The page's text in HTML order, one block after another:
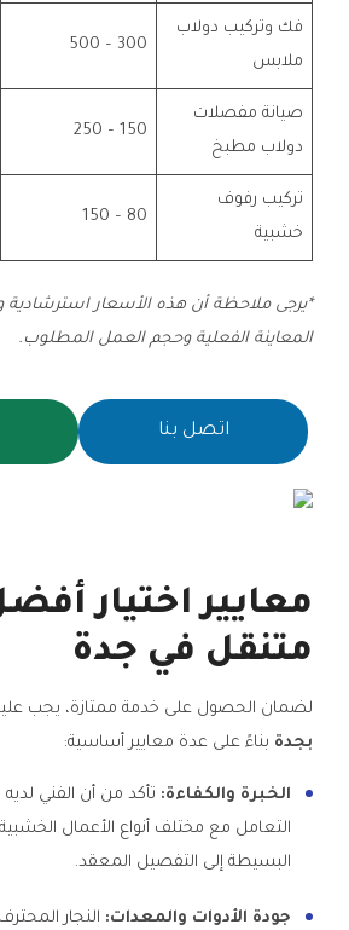
فك وتركيب دولاب
ملابس
300 – 500
صيانة مفصلات
دولاب مطبخ
150 – 250
تركيب رفوف
خشبية
80 – 150
*يرجى ملاحظة أن هذه الأسعار استرشادية
المعاينة الفعلية وحجم العمل المطلوب.
اتصل بنا
معايير اختيار
متنقل في جدة
لضمان الحصول على خدمة ممتازة، يجب
بجدة بناءً على عدة معايير أساسية:
الخبرة والكفاءة: تأكد من أن الفني
التعامل مع مختلف أنواع الأعمال
البسيطة إلى التفصيل المعقد.
جودة الأدوات والمعدات: النجار